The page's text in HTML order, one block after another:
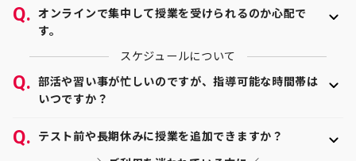
顔が見える状態で授業を行い、疑問点や不安点がない
かどうかを表情からも読み取り、細かくフォローいた
します。また、教材を画面上で共有し、書き込みを行
を受けていただけます。オンラインでの受講方法に不
安がある方でも、初回授業の際に詳しくご説明してお
べます。学校で使用しているワークや教科書、志望校
の赤本や過去問などを利用している方が多いです。特
にご希望がない場合はトライの無料教材を使用するこ
とも可能です。
オンラインで集中して授業を受けられるのか心配で
す。
双方向型の授業を行っているため、"教師は解説し続け
て、生徒は聞いているだけ"という一方的な状況になる
ことはございません。完全マンツーマンなので、生徒
時には適切にリフレッシュやコミュニケーションを挟
むことで集中力を最後までキープできます。オンライ
スケジュールについて
部活や習い事が忙しいのですが、指導可能な時間帯は
いつですか？
ただくことができます。昼間や深夜などといった時間
テスト前や長期休みに授業を追加できますか？